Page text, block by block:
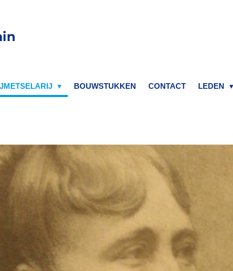
BOUWSTUKKEN CONTACT LEDEN